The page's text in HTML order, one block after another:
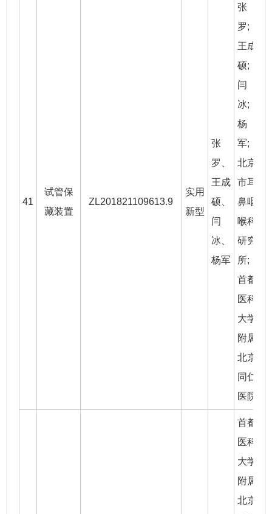
41
试管保
藏装置
ZL201821109613.9
实用
新型
张
罗
王成
硕
闫
冰
杨军
张
罗;
王成
硕;
闫
冰;
杨
军;
北京
市耳
鼻咽
喉科
研究
所;
首都
医科
大学
附属
北京
同仁
医院
首都
医科
大学
附属
北京